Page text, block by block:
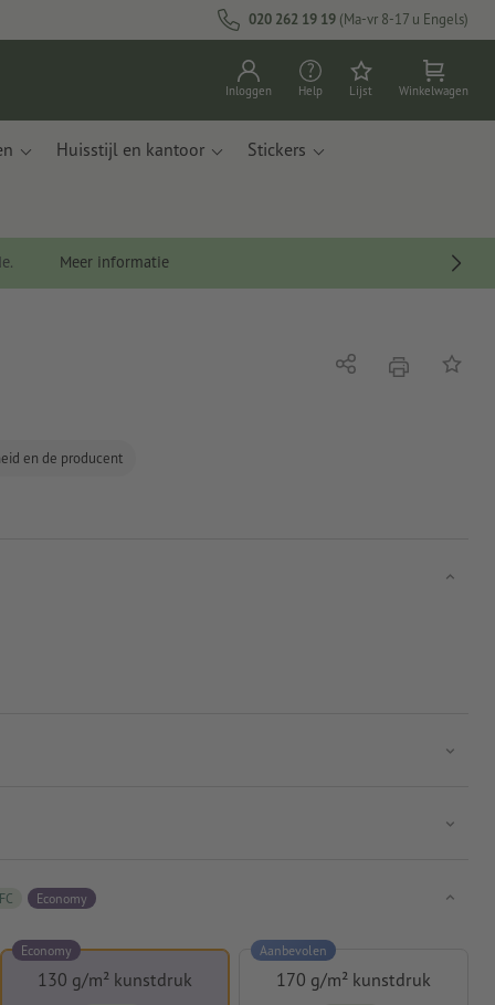
020 262 19 19 (Ma-vr 8-17 u Engels)
Inloggen Help Lijst Winkelwagen
Huisstijl en kantoor Stickers
Meer informatie
en de producent
Delen afdrukkenOp de
Economy
130 g/m² kunstdruk
Economy
170 g/m² kunstdruk
Aanbevolen